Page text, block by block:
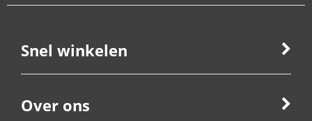
Snel winkelen
Over ons